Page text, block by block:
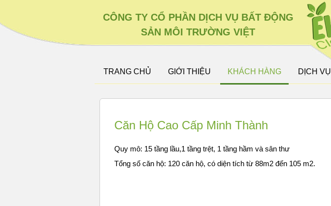
CÔNG TY CỔ PHẦN DỊCH VỤ BẤT ĐỘNG
SẢN MÔI TRƯỜNG VIỆT
TRANG CHỦ GIỚI THIỆU KHÁCH HÀNG DỊCH VỤ
Căn Hộ Cao Cấp Minh Thành
Quy mô: 15 tầng lầu,1 tầng trệt, 1 tầng hầm và sân thư
Tổng số căn hộ: 120 căn hộ, có diện tích từ 88m2 đến 105 m2.